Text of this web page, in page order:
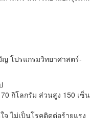
โปรแกรมวิทยาศาสตร์-
กิโลกรัม ส่วนสูง 150 เซ็น
ไม่เป็นโรคติดต่อร้ายแรง